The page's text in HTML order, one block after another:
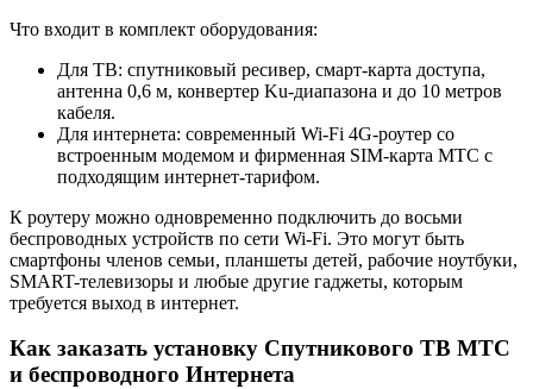
Что входит в комплект оборудования:
Для ТВ: спутниковый ресивер, смарт-карта доступа,
антенна 0,6 м, конвертер Ku-диапазона и до 10 метров
кабеля.
Для интернета: современный Wi-Fi 4G-роутер со
встроенным модемом и фирменная SIM-карта МТС с
подходящим интернет-тарифом.
К роутеру можно одновременно подключить до восьми
беспроводных устройств по сети Wi-Fi. Это могут быть
смартфоны членов семьи, планшеты детей, рабочие ноутбуки,
SMART-телевизоры и любые другие гаджеты, которым
требуется выход в интернет.
Как заказать установку Спутникового ТВ МТС
и беспроводного Интернета